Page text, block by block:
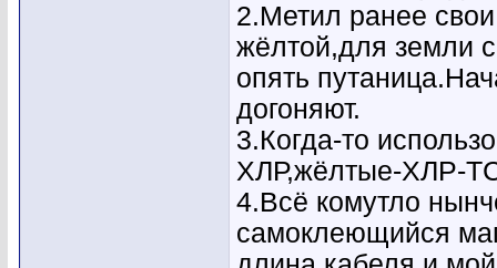
2.Метил ранее
жёлтой,для земли
опять
догоняют.
3.Когда-то
ХЛР,жёлтые-ХЛР-
4.Всё комутло
самоклеющийся